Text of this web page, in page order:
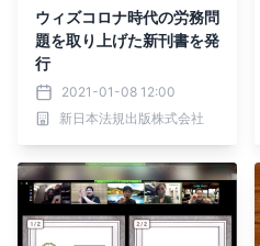
ウィズコロナ時代の労務問
題を取り上げた新刊書を発
行
2021-01-08 12:00
新日本法規出版株式会社